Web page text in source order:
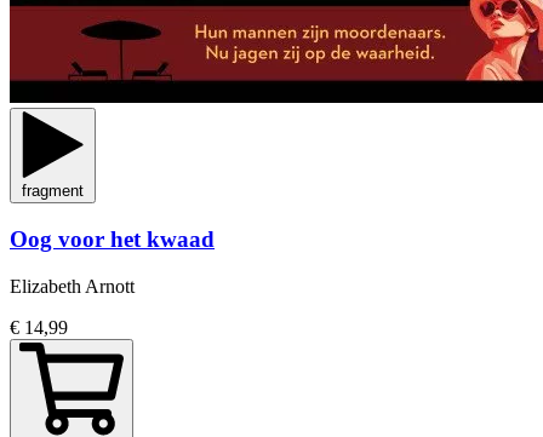
fragment
Oog voor het kwaad
Elizabeth Arnott
€ 14,99